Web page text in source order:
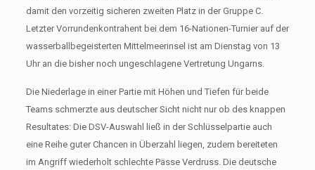
damit den vorzeitig sicheren zweiten Platz in der Gruppe C.
Letzter Vorrundenkontrahent bei dem 16-Nationen-Turnier auf der
wasserballbegeisterten Mittelmeerinsel ist am Dienstag von 13
Uhr an die bisher noch ungeschlagene Vertretung Ungarns.
Die Niederlage in einer Partie mit Höhen und Tiefen für beide
Teams schmerzte aus deutscher Sicht nicht nur ob des knappen
Resultates: Die DSV-Auswahl ließ in der Schlüsselpartie auch
eine Reihe guter Chancen in Überzahl liegen, zudem bereiteten
im Angriff wiederholt schlechte Pässe Verdruss. Die deutsche